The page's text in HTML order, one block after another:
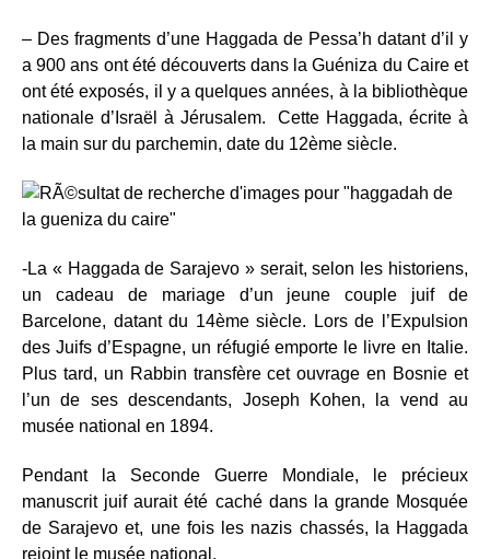
– Des fragments d’une Haggada de Pessa’h datant d’il y
a 900 ans ont été découverts dans la Guéniza du Caire et
ont été exposés, il y a quelques années, à la bibliothèque
nationale d’Israël à Jérusalem. Cette Haggada, écrite à
la main sur du parchemin, date du 12ème siècle.
-La « Haggada de Sarajevo » serait, selon les historiens,
un cadeau de mariage d’un jeune couple juif de
Barcelone, datant du 14ème siècle. Lors de l’Expulsion
des Juifs d’Espagne, un réfugié emporte le livre en Italie.
Plus tard, un Rabbin transfère cet ouvrage en Bosnie et
l’un de ses descendants, Joseph Kohen, la vend au
musée national en 1894.
Pendant la Seconde Guerre Mondiale, le précieux
manuscrit juif aurait été caché dans la grande Mosquée
de Sarajevo et, une fois les nazis chassés, la Haggada
rejoint le musée national.